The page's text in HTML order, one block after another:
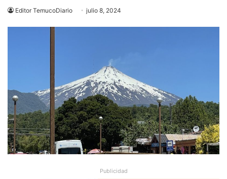
Editor TemucoDiario julio 8, 2024
Publicidad